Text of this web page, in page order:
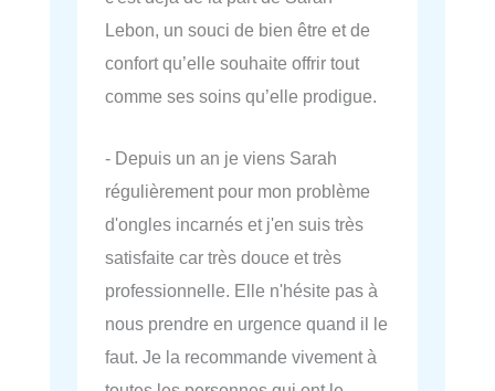
Lebon, un souci de bien être et de
confort qu’elle souhaite offrir tout
comme ses soins qu’elle prodigue.
- Depuis un an je viens Sarah
régulièrement pour mon problème
d'ongles incarnés et j'en suis très
satisfaite car très douce et très
professionnelle. Elle n'hésite pas à
nous prendre en urgence quand il le
faut. Je la recommande vivement à